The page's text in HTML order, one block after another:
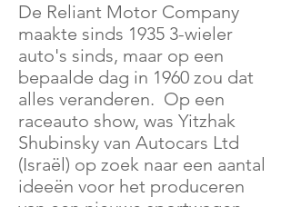
De Reliant Motor Company
maakte sinds 1935 3-wieler
auto's sinds, maar op een
bepaalde dag in 1960 zou dat
alles veranderen. Op een
raceauto show, was Yitzhak
Shubinsky van Autocars Ltd
(Israël) op zoek naar een aantal
ideeën voor het produceren